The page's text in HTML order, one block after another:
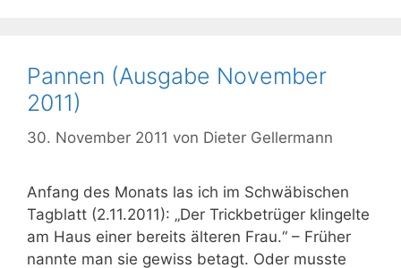
Pannen (Ausgabe November
2011)
30. November 2011 von Dieter Gellermann
Anfang des Monats las ich im Schwäbischen
Tagblatt (2.11.2011): „Der Trickbetrüger klingelte
am Haus einer bereits älteren Frau.“ – Früher
nannte man sie gewiss betagt. Oder musste